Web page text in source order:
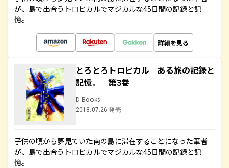
が、島で出合うトロピカルでマジカルな45日間の記録と記
憶。
詳細を見る
とろとろトロピカル ある旅の記録と
記憶。 第3巻
D-Books
2018.07.26 発売
子供の頃から夢見ていた南の島に滞在することになった筆者
が、島で出合うトロピカルでマジカルな45日間の記録と記
憶。